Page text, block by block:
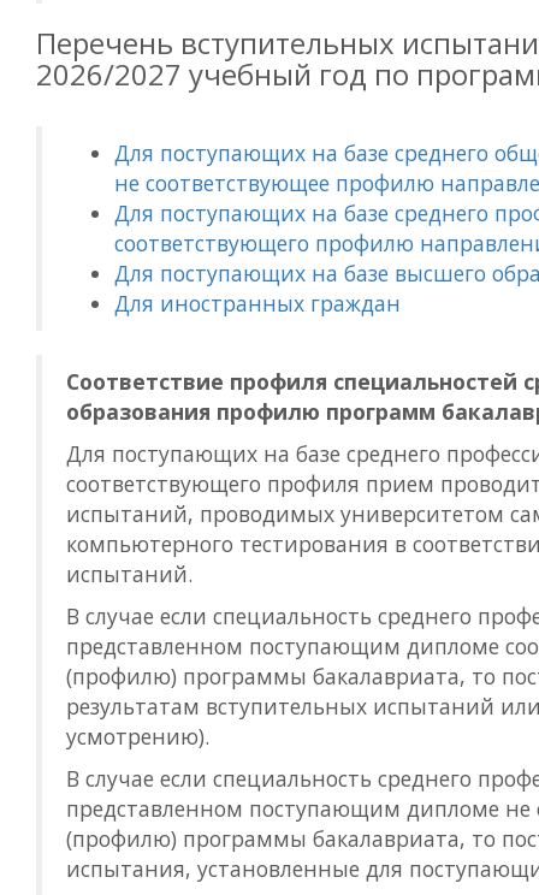
Перечень вступительных
2026/2027 учебный год по
Для поступающих на базе среднего
не соответствующее профилю
Для поступающих на базе среднего
соответствующего профилю
Для поступающих на базе высшего
Для иностранных граждан
Соответствие профиля специальностей
образования профилю программ
Для поступающих на базе среднего
соответствующего профиля прием
испытаний, проводимых университетом
компьютерного тестирования в
испытаний.
В случае если специальность среднего
представленном поступающим дипломе
(профилю) программы бакалавриата, то
результатам вступительных испытаний
усмотрению).
В случае если специальность среднего
представленном поступающим дипломе не
(профилю) программы бакалавриата, то
испытания, установленные для